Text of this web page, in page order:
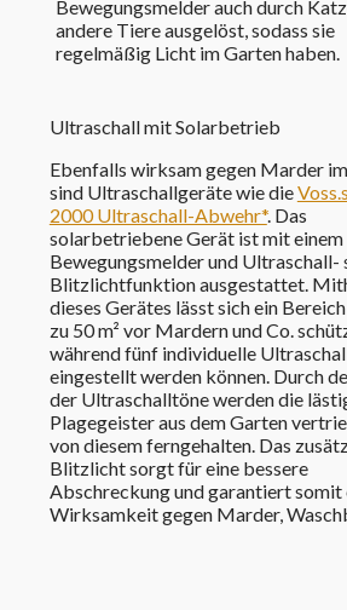
Bewegungsmelder auch durch
andere Tiere ausgelöst, sodass sie
regelmäßig Licht im Garten haben.
Ultraschall mit Solarbetrieb
Ebenfalls wirksam gegen Marder
sind Ultraschallgeräte wie die
2000 Ultraschall-Abwehr*. Das
solarbetriebene Gerät ist mit einem
Bewegungsmelder und Ultraschall-
Blitzlichtfunktion ausgestattet.
dieses Gerätes lässt sich ein
zu 50 m² vor Mardern und Co.
während fünf individuelle
eingestellt werden können. Durch
der Ultraschalltöne werden die
Plagegeister aus dem Garten
von diesem ferngehalten. Das
Blitzlicht sorgt für eine bessere
Abschreckung und garantiert somit
Wirksamkeit gegen Marder,